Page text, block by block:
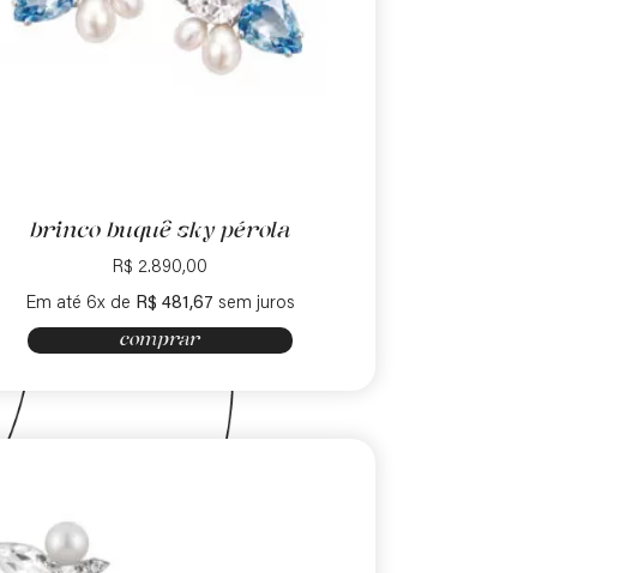
brinco buquê sky pérola
R$ 2.890,00
Em até 6x de R$ 481,67 sem juros
comprar